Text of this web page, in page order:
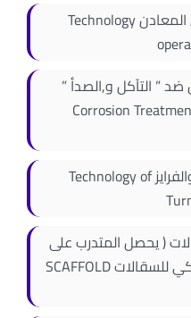
تكنولوجيا تشغيل وتشكيل المعادن Technology
” التآكل و,الصدأ ”
Corrosion
تكنولوجيا أعمال الخراطة والفرايز Technology of
( يحصل المتدرب على
شهادة من المعهد الامريكي للسقالات SCAFFOLD